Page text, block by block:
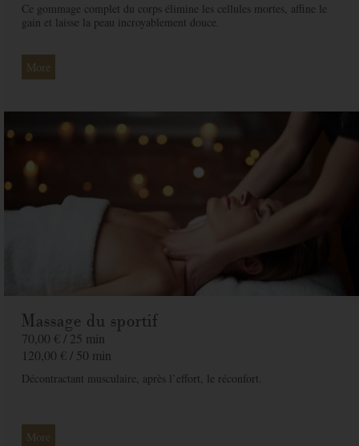
Ce gommage complet du corps élimine les cellules mortes, affine le
gain et laisse la peau incroyablement douce.
More
Massage du sportif
70,00 € / 25 min
120,00 € / 50 min
Décontractant musculaire, après l’effort, le réconfort.
More